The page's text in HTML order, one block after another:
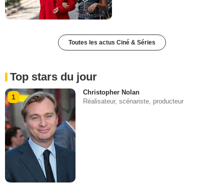
Toutes les actus Ciné & Séries
Top stars du jour
1
Christopher Nolan
Réalisateur, scénariste, producteur